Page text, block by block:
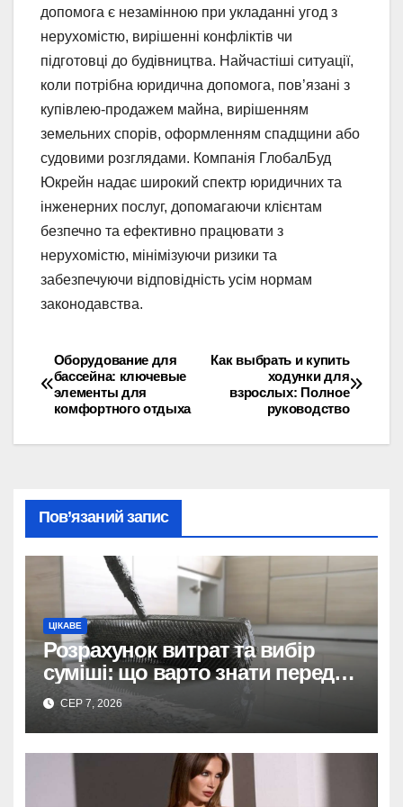
допомога є незамінною при укладанні угод з
нерухомістю, вирішенні конфліктів чи
підготовці до будівництва. Найчастіші ситуації,
коли потрібна юридична допомога, пов’язані з
купівлею-продажем майна, вирішенням
земельних спорів, оформленням спадщини або
судовими розглядами. Компанія ГлобалБуд
Юкрейн надає широкий спектр юридичних та
інженерних послуг, допомагаючи клієнтам
безпечно та ефективно працювати з
нерухомістю, мінімізуючи ризики та
забезпечуючи відповідність усім нормам
законодавства.
Навігація
записів
Как выбрать и купить
ходунки для
взрослых: Полное
руководство
Оборудование для
бассейна: ключевые
элементы для
комфортного отдыха
Пов’язаний запис
ЦІКАВЕ
Розрахунок витрат та вибір
суміші: що варто знати перед
тим, як купити наливну підлогу
СЕР 7, 2026